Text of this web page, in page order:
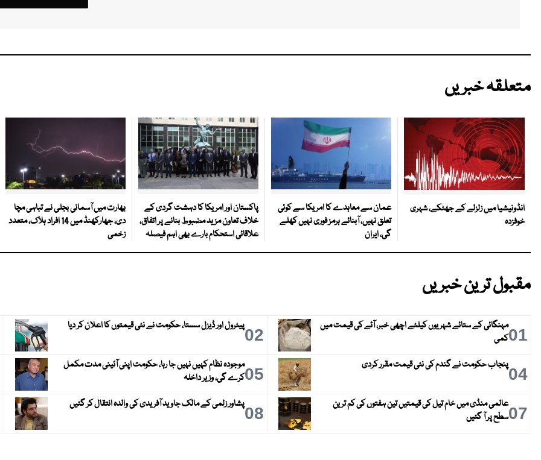
متعلقہ خبریں
انڈونیشیا میں زلزلے کے جھٹکے، شہری
خوفزدہ
عمان سے معاہدے کا امریکا سے کوئی
تعلق نہیں، آبنائے ہرمز فوری نہیں کھلے
گی، ایران
پاکستان اور امریکا کا دہشت گردی کے
خلاف تعاون مزید مضبوط بنانے پر اتفاق،
علاقائی استحکام بارے بھی اہم فیصلہ
بھارت میں آسمانی بجلی نے تباہی مچا
دی، جھارکھنڈ میں 14 افراد ہلاک، متعدد
زخمی
مقبول ترین خبریں
01مہنگائی کے ستائے شہریوں کیلئے اچھی خبر، آٹے کی قیمت میں
کمی
02پیٹرول اور ڈیزل سستا، حکومت نے نئی قیمتوں کا اعلان کر دیا
04پنجاب حکومت نے گندم کی نئی قیمت مقرر کردی 05موجودہ نظام کہیں نہیں جا رہا، حکومت اپنی آئینی مدت مکمل
کرے گی، وزیر داخلہ
07عالمی منڈی میں خام تیل کی قیمتیں تین ہفتوں کی کم ترین
سطح پر آ گئیں
08پشاور زلمی کے مالک جاوید آفریدی کی والدہ انتقال کر گئیں